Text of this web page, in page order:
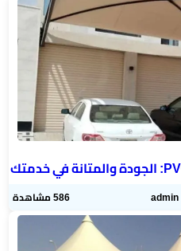
admin 586 مشاهدة